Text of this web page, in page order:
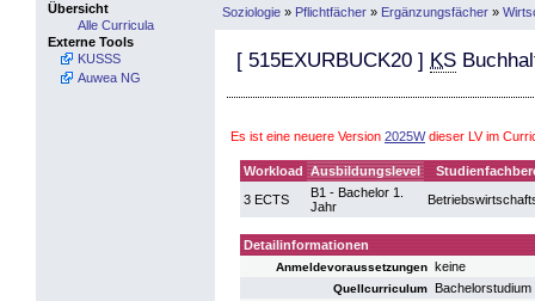
Übersicht
Alle Curricula
Externe Tools
KUSSS
Auwea NG
Soziologie » Pflichtfächer » Ergänzungsfächer »
[ 515EXURBUCK20 ] KS
Es ist eine neuere Version 2025Wdieser LV im
Workload Ausbildungslevel
3 ECTS
B1 - Bachelor 1.
Jahr
Detailinformationen
Anmeldevoraussetzungen keine
Quellcurriculum